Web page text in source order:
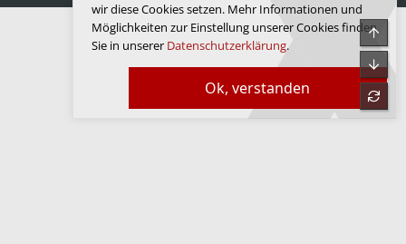
Ok, verstanden
wir diese Cookies setzen. Mehr Informationen und
Möglichkeiten zur Einstellung unserer Cookies finden
Sie in unserer Datenschutzerklärung.